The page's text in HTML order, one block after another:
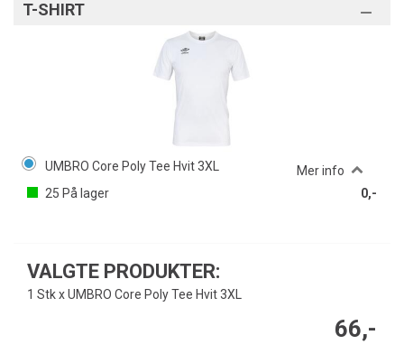
T-SHIRT
UMBRO Core Poly Tee Hvit 3XL
Mer info
25 På lager 0,-
VALGTE PRODUKTER:
1 Stk x UMBRO Core Poly Tee Hvit 3XL
66,-